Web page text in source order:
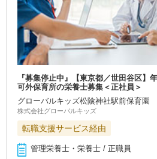
『募集停止中』【東京都／世田谷区】
可外保育所の栄養士募集＜正社員＞
グローバルキッズ松陰神社駅前保育園
株式会社グローバルキッズ
転職支援サービス経由
管理栄養士・栄養士 / 正職員